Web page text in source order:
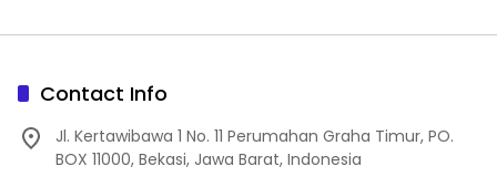
Contact Info
Jl. Kertawibawa 1 No. 11 Perumahan Graha Timur, PO.
BOX 11000, Bekasi, Jawa Barat, Indonesia